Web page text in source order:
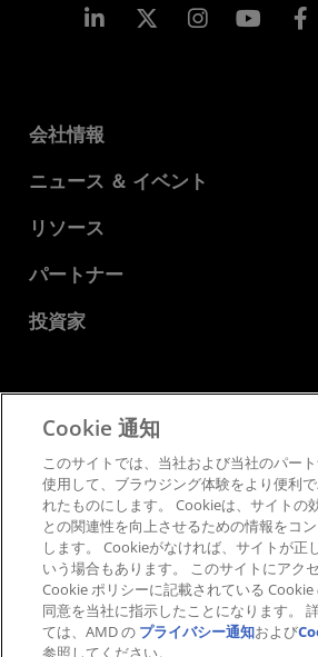
Linkedin Instagram
会社情報
AMD について
企業責任
キャリア
お問い合わせ
ニュース ＆ イベント
ニュースルーム
メディア ライブラリ
リソース
デベロッパー セントラル
ケース スタディ
パートナー
AMD パートナー ハブ
投資家
財務情報
取締役会
SEC 提出書類
プライバシー
商標
サプライ チェーンの透
公正でオープンな競争
英国税務戦略
Cookie ポリシー
Cookie の設定
Cookie 通知
このサイトでは、当社および当社のパー
使用して、ブラウジング体験をより便利
れたものにします。 Cookieは、サイトの
との関連性を向上させるための情報をコ
します。 Cookieがなければ、サイトが正
いう場合もあります。 このサイトにアク
Cookie ポリシーに記載されている
同意を当社に指示したことになります。
ては、AMD の プライバシー通知および
参照してください。